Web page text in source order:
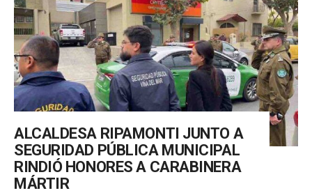
ALCALDESA RIPAMONTI JUNTO A
SEGURIDAD PÚBLICA MUNICIPAL
RINDIÓ HONORES A CARABINERA
MÁRTIR